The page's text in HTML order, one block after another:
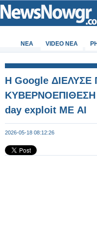
ΝΕΑ VIDEO NEA
Η Google ΔΙΕΛΥΣΕ
day exploit ΜΕ AI
2026-05-18 08:12:26